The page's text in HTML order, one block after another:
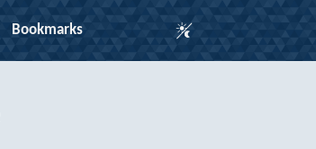
Bookmarks Auto Mode